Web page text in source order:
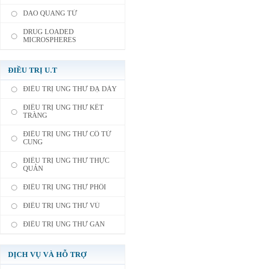
DAO QUANG TỬ
DRUG LOADED
MICROSPHERES
ĐIỀU TRỊ U.T
ĐIỀU TRỊ UNG THƯ ĐẠ DÀY
ĐIỀU TRỊ UNG THƯ KẾT
TRÀNG
ĐIỀU TRỊ UNG THƯ CỔ TỬ
CUNG
ĐIỀU TRỊ UNG THƯ THỰC
QUẢN
ĐIỀU TRỊ UNG THƯ PHỔI
ĐIỀU TRỊ UNG THƯ VÚ
ĐIỀU TRỊ UNG THƯ GAN
DỊCH VỤ VÀ HỖ TRỢ